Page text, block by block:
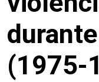
(1975-